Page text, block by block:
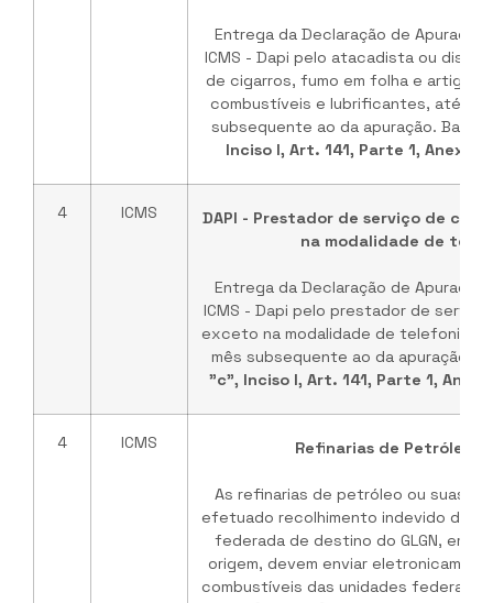
Entrega da Declaração de Apuração
ICMS - Dapi pelo atacadista ou
de cigarros, fumo em folha e artigos
combustíveis e lubrificantes, até o
subsequente ao da apuração. Base
Inciso I, Art. 141, Parte 1, Anexo V
4 ICMS
DAPI - Prestador de serviço de
na modalidade de
Entrega da Declaração de Apuração
ICMS - Dapi pelo prestador de
exceto na modalidade de telefonia,
mês subsequente ao da apuração.
"c", Inciso I, Art. 141, Parte 1, Anexo
4 ICMS Refinarias de Petróleo /
As refinarias de petróleo ou suas
efetuado recolhimento indevido do
federada de destino do GLGN, em
origem, devem enviar
combustíveis das unidades